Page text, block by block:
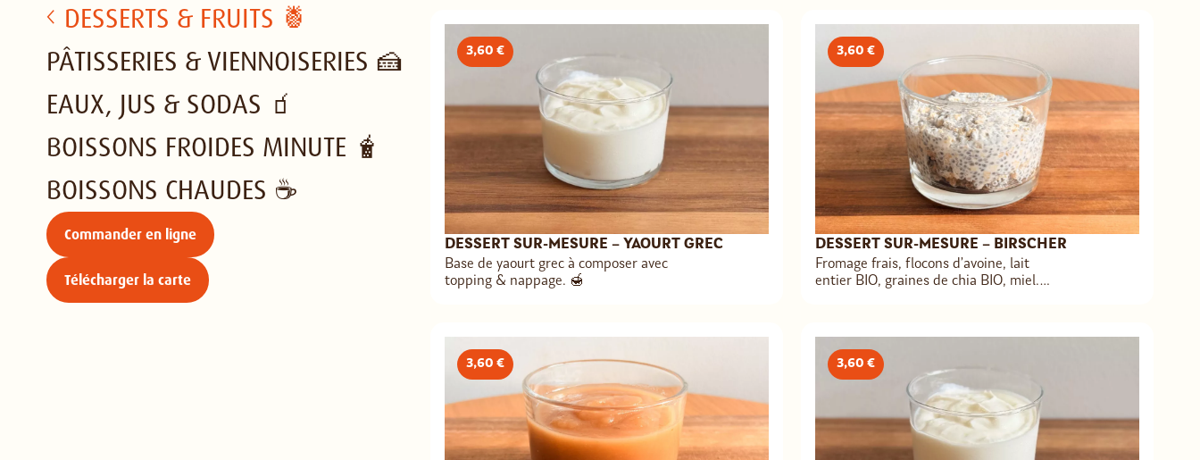
DESSERTS & FRUITS 🍍
PÂTISSERIES & VIENNOISERIES 🍰
EAUX, JUS & SODAS 🧃
BOISSONS FROIDES MINUTE 🧋
BOISSONS CHAUDES ☕️
Commander en ligne
Télécharger la carte
d’amande, sucre), base de cheesecake
(beurre, brisures de spéculoos),
compotée de fruits (brisures de
framboises, sucre, purée de figues, jus
de citron, pectine), miel
menthe, citron, sucre)
3,60 €
DESSERT SUR-MESURE – YAOURT GREC
Base de yaourt grec à composer avec
topping & nappage. 🍯
3,60 €
DESSERT SUR-MESURE – BIRSCHER
Fromage frais, flocons d’avoine, lait
entier BIO, graines de chia BIO, miel. A
3,60 € 3,60 €